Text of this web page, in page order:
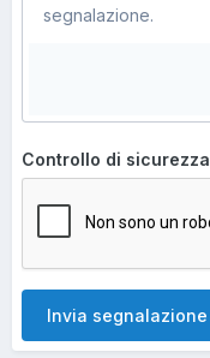
segnalazione.
Controllo di sicurezza
Invia segnalazione